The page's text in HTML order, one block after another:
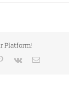
Platform!
Pinterest
Vk Email